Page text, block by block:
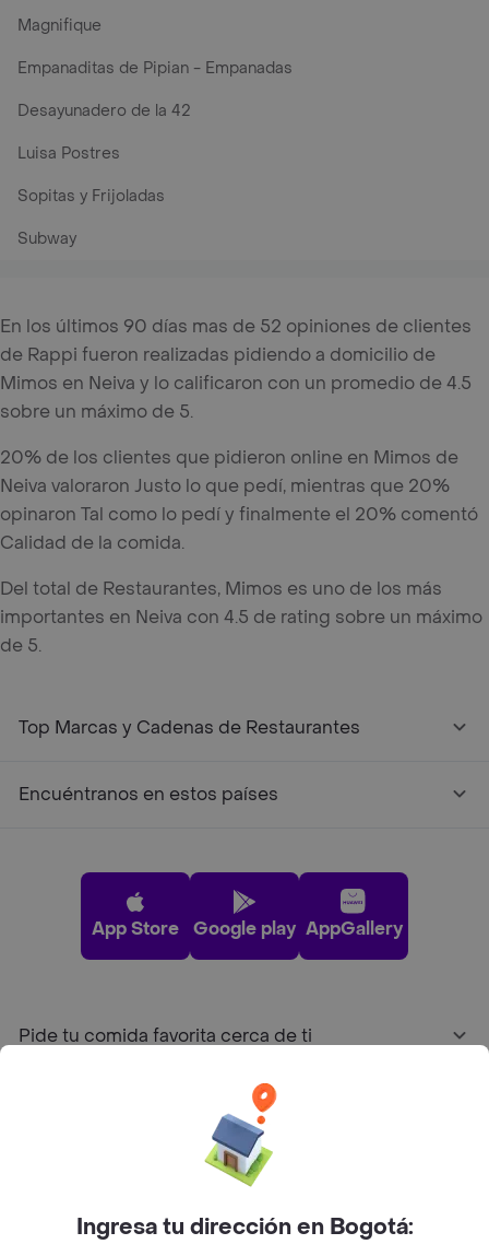
Magnifique
Empanaditas de Pipian - Empanadas
Desayunadero de la 42
Luisa Postres
Sopitas y Frijoladas
Subway
En los últimos 90 días mas de 52 opiniones de clientes
de Rappi fueron realizadas pidiendo a domicilio de
Mimos en Neiva y lo calificaron con un promedio de 4.5
sobre un máximo de 5.
20% de los clientes que pidieron online en Mimos de
Neiva valoraron Justo lo que pedí, mientras que 20%
opinaron Tal como lo pedí y finalmente el 20% comentó
Calidad de la comida.
Del total de Restaurantes, Mimos es uno de los más
importantes en Neiva con 4.5 de rating sobre un máximo
de 5.
Top Marcas y Cadenas de Restaurantes
Encuéntranos en estos países
App Store Google play AppGallery
Pide tu comida favorita cerca de ti
Sobre RappiIngresa tu dirección en Bogotá: